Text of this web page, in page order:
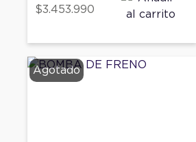
$3.453.990
Agotado